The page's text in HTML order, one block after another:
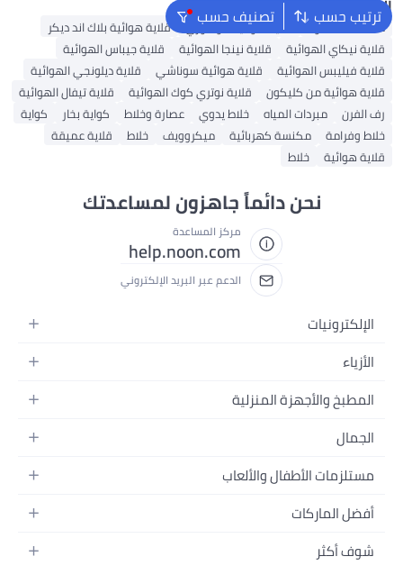
ترتيب حسب تصنيف حسب البحث الشائع
محمصة القهوة قلاية هوائية كوسوري
قلاية هوائية بلاك اند ديكر
قلاية نيكاي الهوائية
قلاية نينجا الهوائية
قلاية جيباس الهوائية
قلاية فيليبس الهوائية
قلاية هوائية سوناشي
قلاية ديلونجي الهوائية
قلاية هوائية من كليكون
قلاية نوتري كوك الهوائية
قلاية تيفال الهوائية
رف الفرن
مبردات المياه خلاط يدوي عصارة وخلاط كواية بخار
كواية
خلاط وفرامة
مكنسة كهربائية ميكروويف خلاط
قلاية عميقة
قلاية هوائية
خلاط
نحن دائماً جاهزون لمساعدتك
مركز المساعدة
help.noon.com
الدعم عبر البريد الإلكتروني
الإلكترونيات
الجوالات
اللابتوبات
الأجهزة المنزلية
التلفزيونات
السماعات
ألعاب القيمنق
الأزياء
أزياء نسائية
أزياء البنات
أزياء الأولاد
المجوهرات
حقائب نسائية
المطبخ والأجهزة المنزلية
الحمام
المطبخ والسفرة
أدوات وتحسين المنزل
الأثاث
الجمال
العطور
العناية بالشعر
العناية بالبشرة
مستلزمات الأطفال والألعاب
الحفاضات
الرضاعة والتغذية
أفضل الماركات
سامسونج
شوف أكثر